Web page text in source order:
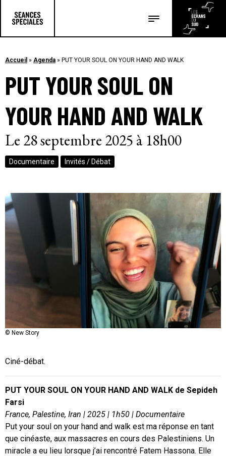
Les articles
Accueil » Agenda » PUT YOUR SOUL ON YOUR HAND AND WALK
PUT YOUR SOUL ON
YOUR HAND AND WALK
Le 28 septembre 2025 à 18h00
Documentaire Invités / Débat
©REVES-DEAU-PRODUCTIONS
© New Story
Ciné-débat.
PUT YOUR SOUL ON YOUR HAND AND WALK de Sepideh
Farsi
France, Palestine, Iran | 2025 | 1h50 | Documentaire
Put your soul on your hand and walk est ma réponse en tant
que cinéaste, aux massacres en cours des Palestiniens. Un
miracle a eu lieu lorsque j’ai rencontré Fatem Hassona. Elle